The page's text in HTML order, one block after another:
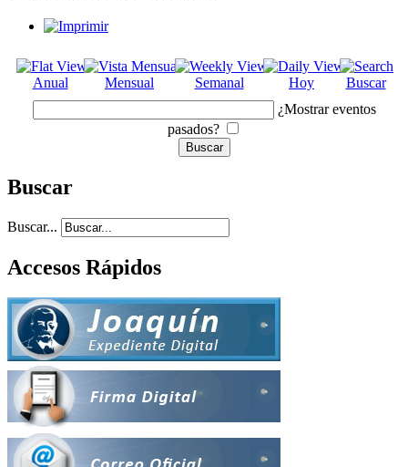
Anual Mensual Semanal Hoy
Buscar
¿Mostrar eventos
pasados?
Buscar
Buscar...
Accesos Rápidos